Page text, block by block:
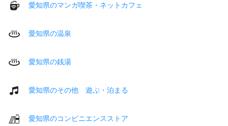
愛知県のマンガ喫茶・ネットカフェ
愛知県の温泉
愛知県の銭湯
愛知県のその他 遊ぶ・泊まる
愛知県のコンビニエンスストア